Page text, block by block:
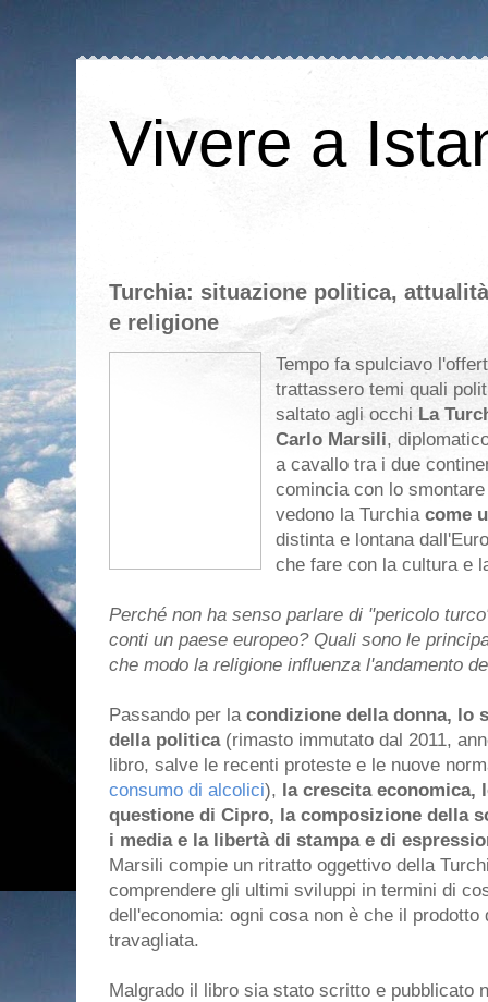
Vivere a
Turchia: situazione politica,
e religione
Tempo fa spulciavo
trattassero temi quali
saltato agli occhi La
Carlo Marsili,
a cavallo tra i due
comincia con lo
vedono la Turchia come
distinta e lontana
che fare con la cultura e
Perché non ha senso parlare di "pericolo
conti un paese europeo? Quali sono le
che modo la religione influenza l'andamento
Passando per la condizione della donna, lo
della politica(rimasto immutato dal 2011,
libro, salve le recenti proteste e le nuove
consumo di alcolici), la crescita economica,
questione di Cipro, la composizione della
i media e la libertà di stampa e di
Marsili compie un ritratto oggettivo della
comprendere gli ultimi sviluppi in termini di
dell'economia: ogni cosa non è che il
travagliata.
Malgrado il libro sia stato scritto e pubblicato